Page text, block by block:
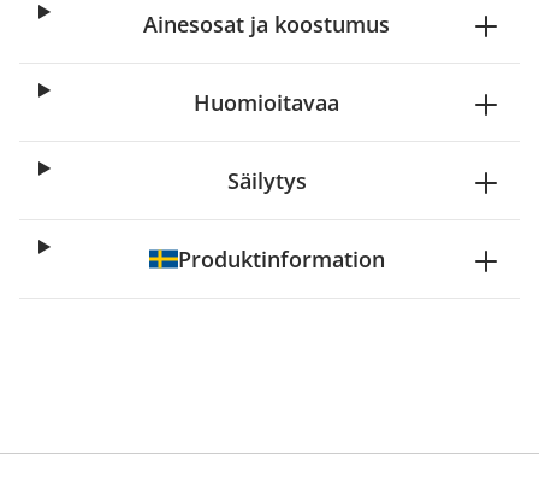
Ainesosat ja koostumus
Huomioitavaa
Säilytys
Produktinformation